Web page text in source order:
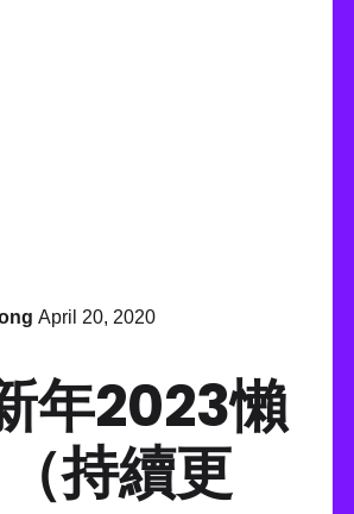
April 20, 2020
年2023懶
持續更